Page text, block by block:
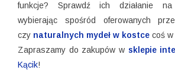
funkcje? Sprawdź ich działanie
wybierając spośród oferowanych
czy naturalnych mydeł w kostce coś
Zapraszamy do zakupów w sklepie
Kącik!